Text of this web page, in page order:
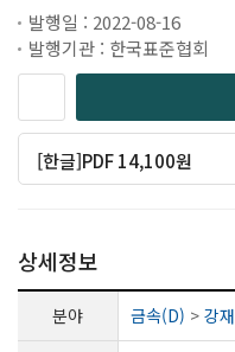
발행일 : 2022-08-16
발행기관 : 한국표준협회
[한글]PDF 14,100원
상세정보
분야 금속(D) > 강재